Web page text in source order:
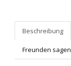
Beschreibung
Freunden sagen